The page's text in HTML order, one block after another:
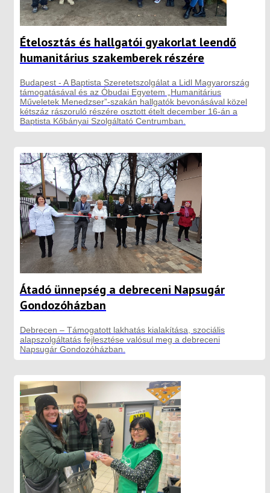
Ételosztás és hallgatói gyakorlat leendő
humanitárius szakemberek részére
Budapest - A Baptista Szeretetszolgálat a Lidl Magyarország
támogatásával és az Óbudai Egyetem „Humanitárius
Műveletek Menedzser”-szakán hallgatók bevonásával közel
kétszáz rászoruló részére osztott ételt december 16-án a
Baptista Kőbányai Szolgáltató Centrumban.
Átadó ünnepség a debreceni Napsugár
Gondozóházban
Debrecen – Támogatott lakhatás kialakítása, szociális
alapszolgáltatás fejlesztése valósul meg a debreceni
Napsugár Gondozóházban.